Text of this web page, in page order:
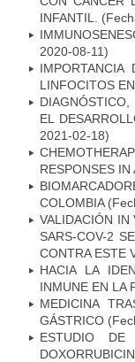
INFANTIL.
2020-08-11)
LINFOCITOS
EL
2021-02-18)
RESPONSES IN
COLOMBIA
VALIDACIÓN IN
SARS-COV-2
CONTRA ESTE
HACIA LA
INMUNE EN LA
MEDICINA
GÁSTRICO
ESTUDIO DE